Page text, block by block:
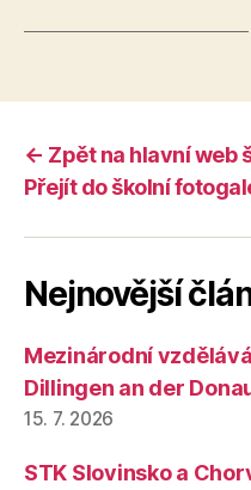
← Zpět na hlavní web
Přejít do školní
Nejnovější
Mezinárodní
Dillingen an der
15. 7. 2026
STK Slovinsko a